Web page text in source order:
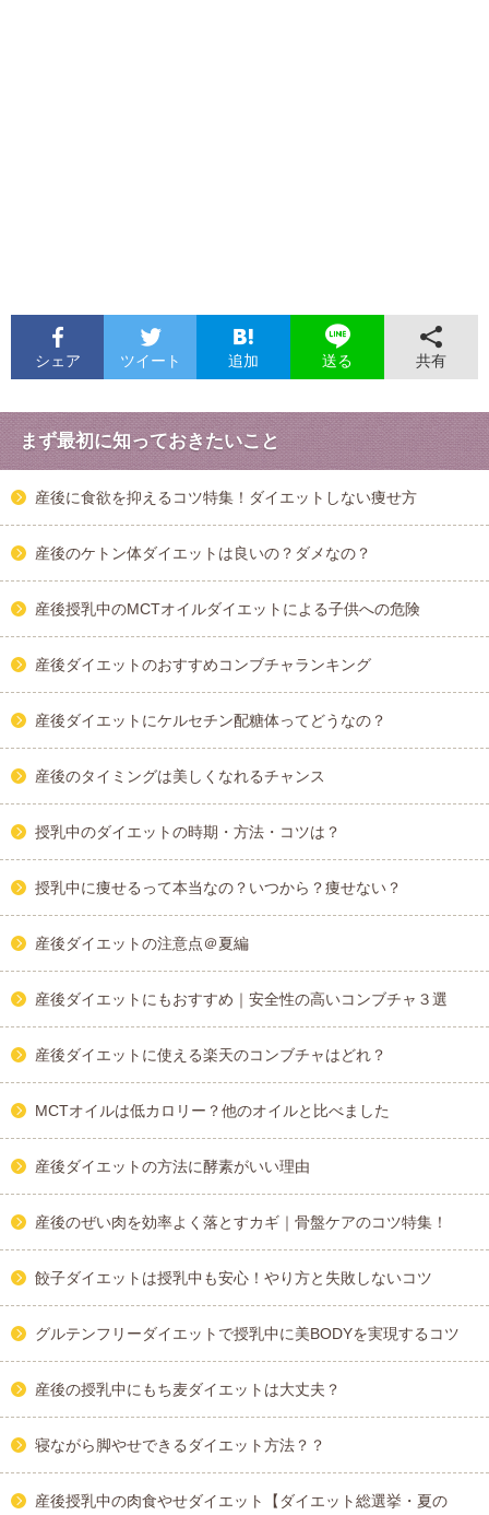
シェア ツイート 追加 送る 共有
まず最初に知っておきたいこと
産後に食欲を抑えるコツ特集！ダイエットしない痩せ方
産後のケトン体ダイエットは良いの？ダメなの？
産後授乳中のMCTオイルダイエットによる子供への危険
産後ダイエットのおすすめコンブチャランキング
産後ダイエットにケルセチン配糖体ってどうなの？
産後のタイミングは美しくなれるチャンス
授乳中のダイエットの時期・方法・コツは？
授乳中に痩せるって本当なの？いつから？痩せない？
産後ダイエットの注意点＠夏編
産後ダイエットにもおすすめ｜安全性の高いコンブチャ３選
産後ダイエットに使える楽天のコンブチャはどれ？
MCTオイルは低カロリー？他のオイルと比べました
産後ダイエットの方法に酵素がいい理由
産後のぜい肉を効率よく落とすカギ｜骨盤ケアのコツ特集！
餃子ダイエットは授乳中も安心！やり方と失敗しないコツ
グルテンフリーダイエットで授乳中に美BODYを実現するコツ
産後の授乳中にもち麦ダイエットは大丈夫？
寝ながら脚やせできるダイエット方法？？
産後授乳中の肉食やせダイエット【ダイエット総選挙・夏の